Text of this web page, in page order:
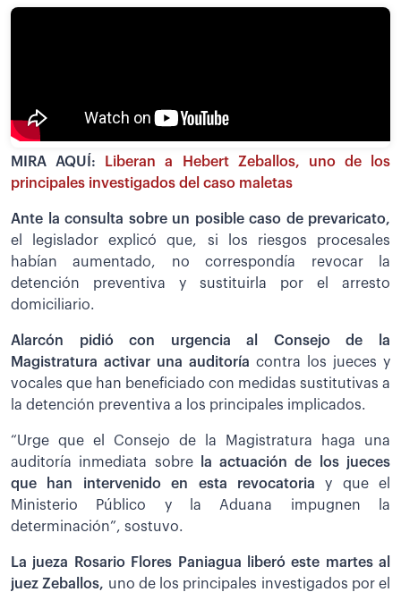
MIRA AQUÍ:
Liberan a Hebert Zeballos, uno de los
principales investigados del caso maletas
Ante la consulta sobre un posible caso de prevaricato,
el legislador explicó que, si los riesgos procesales
habían aumentado, no correspondía revocar la
detención preventiva y sustituirla por el arresto
domiciliario.
Alarcón pidió con urgencia al Consejo de la
Magistratura activar una auditoría contra los jueces y
vocales que han beneficiado con medidas sustitutivas a
la detención preventiva a los principales implicados.
“Urge que el Consejo de la Magistratura haga una
auditoría inmediata sobre
la actuación de los jueces
que han intervenido en esta revocatoria y que el
Ministerio Público y la Aduana impugnen la
determinación”, sostuvo.
La jueza Rosario Flores Paniagua liberó este martes al
juez Zeballos, uno de los principales investigados por el